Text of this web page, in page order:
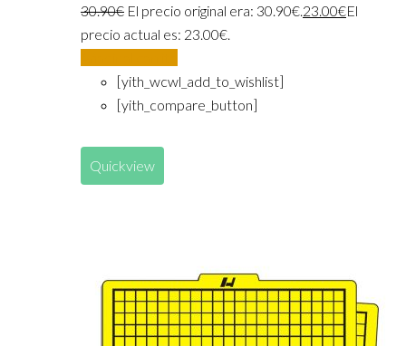
30.90€ El precio original era: 30.90€.23.00€El
precio actual es: 23.00€.
[yith_wcwl_add_to_wishlist]
[yith_compare_button]
Quickview